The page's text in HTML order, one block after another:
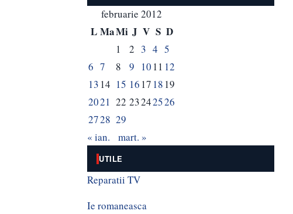
februarie 2012
L MaMi J V S D
1 2 3 4 5
6 7 8 9 10 11 12
13 14 15 16 17 18 19
2021 22 23242526
2728 29
« ian.
mart. »
UTILE
Reparatii TV
Ie romaneasca